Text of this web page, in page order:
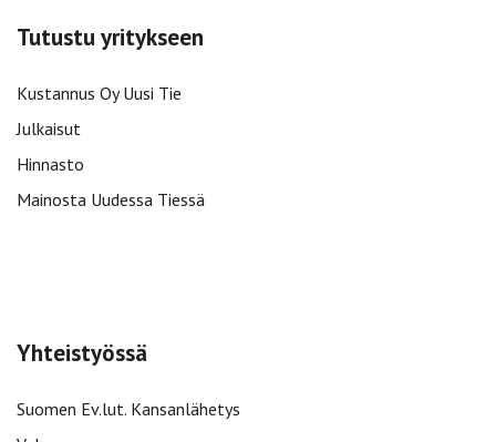
Tutustu yritykseen
Kustannus Oy Uusi Tie
Julkaisut
Hinnasto
Mainosta Uudessa Tiessä
Yhteistyössä
Suomen Ev.lut. Kansanlähetys